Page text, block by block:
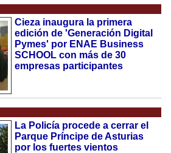
Cieza inaugura la primera
edición de 'Generación Digital
Pymes' por ENAE Business
SCHOOL con más de 30
empresas participantes
La Policía procede a cerrar el
Parque Príncipe de Asturias
por los fuertes vientos